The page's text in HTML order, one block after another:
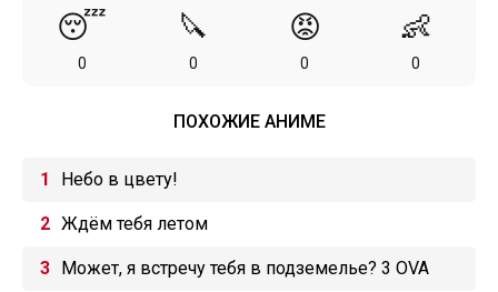
😴
0
🔪
0
😡
0
👶
0
ПОХОЖИЕ АНИМЕ
Небо в цвету!
Ждём тебя летом
Может, я встречу тебя в подземелье? 3 OVA